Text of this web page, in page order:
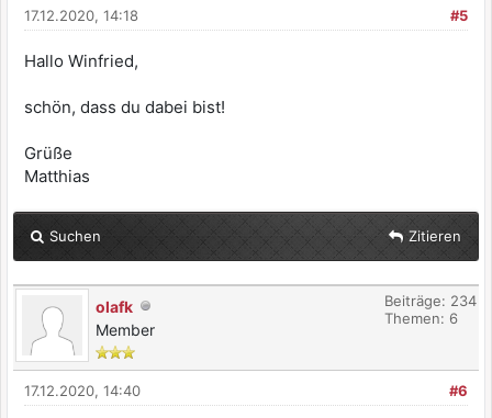
#5
17.12.2020, 14:18
Hallo Winfried,
schön, dass du dabei bist!
Grüße
Matthias
Suchen Zitieren
olafk
Member
Beiträge: 234
Themen: 6
#6
17.12.2020, 14:40